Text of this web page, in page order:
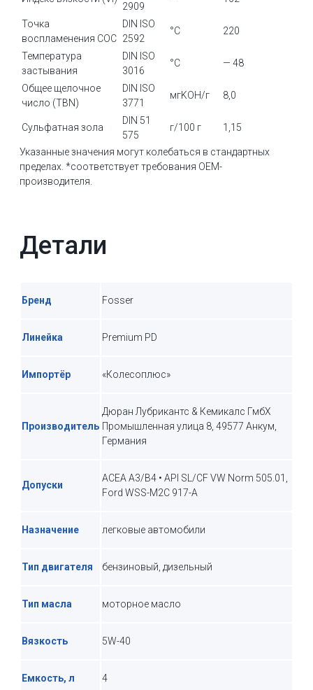
2909
Точка
воспламенения COC
DIN ISO
2592
°C 220
Температура
застывания
DIN ISO
3016
°C — 48
Общее щелочное
число (TBN)
DIN ISO
3771
мгKOH/г 8,0
Сульфатная зола
DIN 51
575
г/100 г 1,15
Указанные значения могут колебаться в стандартных
пределах. *соответствует требования OEM-
производителя.
Детали
Бренд Fosser
Линейка Premium PD
Импортёр «Колесоплюс»
Производитель
Дюран Лубрикантс & Кемикалс ГмбХ
Промышленная улица 8, 49577 Анкум,
Германия
Допуски
ACEA A3/B4 • API SL/CF VW Norm 505.01,
Ford WSS-M2C 917-A
Назначение легковые автомобили
Тип двигателя бензиновый, дизельный
Тип масла моторное масло
Вязкость 5W-40
Емкость, л 4